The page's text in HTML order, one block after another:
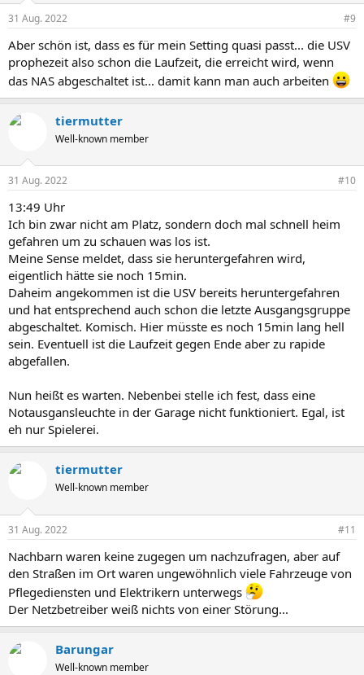
31 Aug. 2022 #9
Aber schön ist, dass es für mein Setting quasi passt... die USV
prophezeit also schon die Laufzeit, die erreicht wird, wenn
das NAS abgeschaltet ist... damit kann man auch arbeiten
tiermutter
Well-known member
31 Aug. 2022 #10
13:49 Uhr
Ich bin zwar nicht am Platz, sondern doch mal schnell heim
gefahren um zu schauen was los ist.
Meine Sense meldet, dass sie heruntergefahren wird,
eigentlich hätte sie noch 15min.
Daheim angekommen ist die USV bereits heruntergefahren
und hat entsprechend auch schon die letzte Ausgangsgruppe
abgeschaltet. Komisch. Hier müsste es noch 15min lang hell
sein. Eventuell ist die Laufzeit gegen Ende aber zu rapide
abgefallen.
Nun heißt es warten. Nebenbei stelle ich fest, dass eine
Notausgansleuchte in der Garage nicht funktioniert. Egal, ist
eh nur Spielerei.
tiermutter
Well-known member
31 Aug. 2022 #11
Nachbarn waren keine zugegen um nachzufragen, aber auf
den Straßen im Ort waren ungewöhnlich viele Fahrzeuge von
Pflegediensten und Elektrikern unterwegs
Der Netzbetreiber weiß nichts von einer Störung...
Barungar
Well-known member